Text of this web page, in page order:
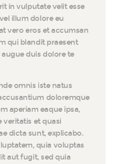
in vulputate velit esse
illum dolore eu
vero eros et accumsan
qui blandit praesent
duis dolore te
omnis iste natus
doloremque
aperiam eaque ipsa,
veritatis et quasi
dicta sunt, explicabo.
quia voluptas
aut fugit, sed quia